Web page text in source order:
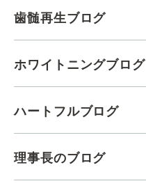
歯髄再生ブログ
ホワイトニングブログ
ハートフルブログ
理事長のブログ